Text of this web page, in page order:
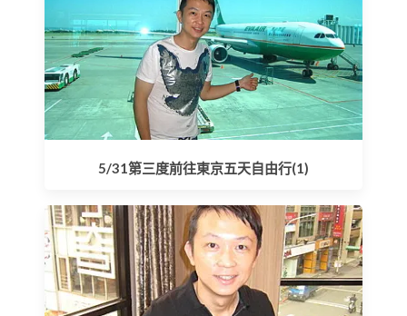
5/31第三度前往東京五天自由行(1)